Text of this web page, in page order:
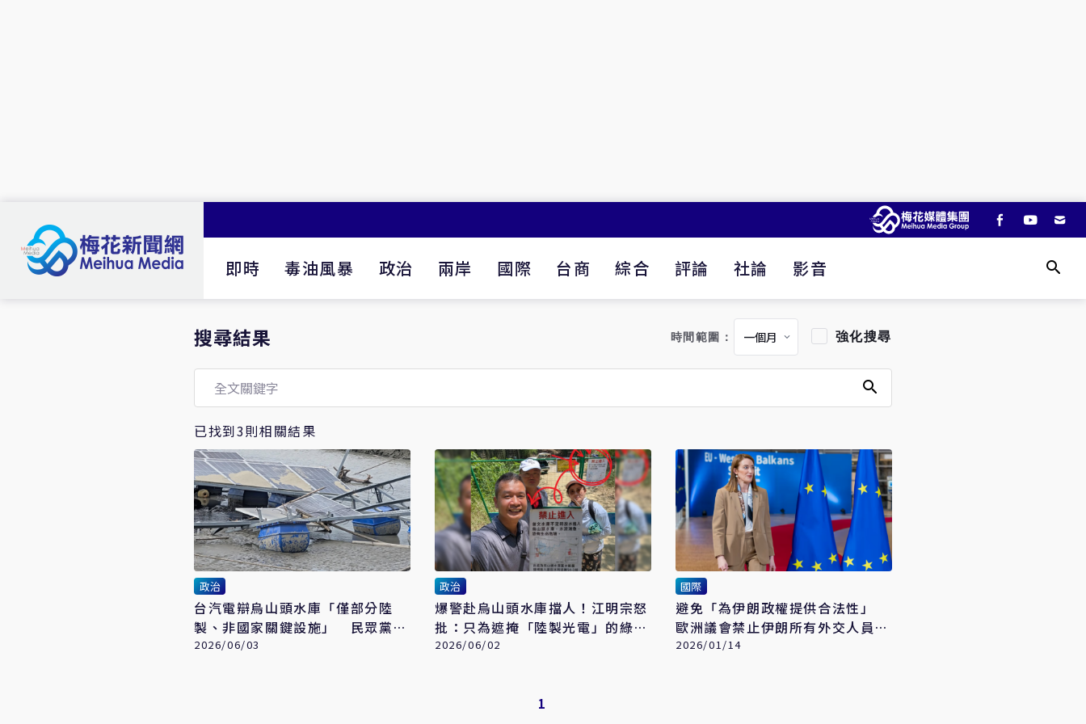
即時 毒油風暴 政治 兩岸 國際 台商 綜合 評論 社論 影音
搜尋結果 時間範圍： 強化搜尋
已找到3則相關結果
政治
台汽電辯烏山頭水庫「僅部分陸
製、非國家關鍵設施」 民眾黨
批：強詞奪理
2026/06/03
政治
爆警赴烏山頭水庫擋人！江明宗怒
批：只為遮掩「陸製光電」的綠能
雙標
2026/06/02
國際
避免「為伊朗政權提供合法性」
歐洲議會禁止伊朗所有外交人員入
場
2026/01/14
1